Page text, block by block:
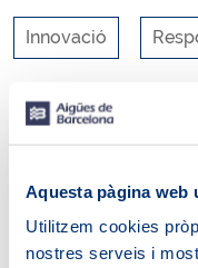
Aquesta pàgina web
Utilitzem cookies
nostres serveis i
Innovació